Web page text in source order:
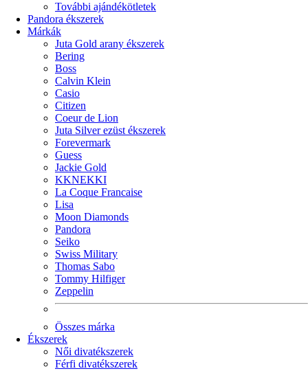
További ajándékötletek
Pandora ékszerek
Márkák
Juta Gold arany ékszerek
Bering
Boss
Calvin Klein
Casio
Citizen
Coeur de Lion
Juta Silver ezüst ékszerek
Forevermark
Guess
Jackie Gold
KKNEKKI
La Coque Francaise
Lisa
Moon Diamonds
Pandora
Seiko
Swiss Military
Thomas Sabo
Tommy Hilfiger
Zeppelin
Összes márka
Ékszerek
Női divatékszerek
Férfi divatékszerek